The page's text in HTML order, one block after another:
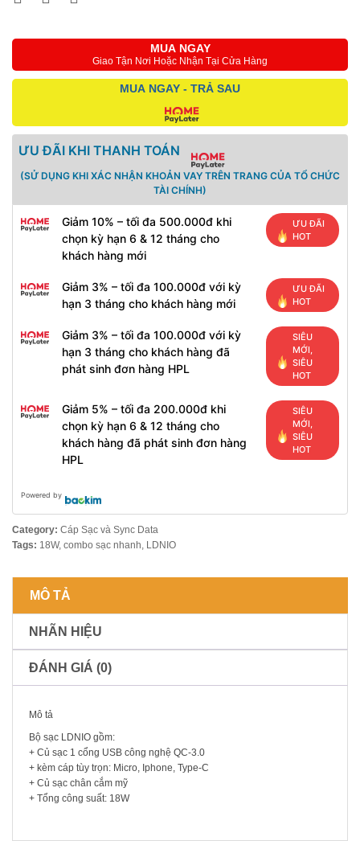
MUA NGAY
Giao Tận Nơi Hoặc Nhận Tại Cửa Hàng
MUA NGAY - TRẢ SAU
ƯU ĐÃI KHI THANH TOÁN
(SỬ DỤNG KHI XÁC NHẬN KHOẢN VAY TRÊN TRANG CỦA TỔ CHỨC
TÀI CHÍNH)
Giảm 10% – tối đa 500.000đ khi
chọn kỳ hạn 6 & 12 tháng cho
khách hàng mới
ƯU ĐÃI
HOT
Giảm 3% – tối đa 100.000đ với kỳ
hạn 3 tháng cho khách hàng mới
ƯU ĐÃI
HOT
Giảm 3% – tối đa 100.000đ với kỳ
hạn 3 tháng cho khách hàng đã
phát sinh đơn hàng HPL
SIÊU
MỚI,
SIÊU
HOT
Giảm 5% – tối đa 200.000đ khi
chọn kỳ hạn 6 & 12 tháng cho
khách hàng đã phát sinh đơn hàng
HPL
SIÊU
MỚI,
SIÊU
HOT
Powered by
Category: Cáp Sạc và Sync Data
Tags: 18W, combo sạc nhanh, LDNIO
MÔ TẢ
NHÃN HIỆU
ĐÁNH GIÁ (0)
Mô tả
Bộ sạc LDNIO gồm:
+ Củ sạc 1 cổng USB công nghệ QC-3.0
+ kèm cáp tùy trọn: Micro, Iphone, Type-C
+ Củ sạc chân cắm mỹ
+ Tổng công suất: 18W